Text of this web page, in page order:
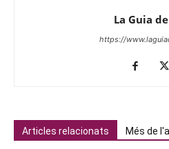
La Guia
https://
Articles relacionats Més de